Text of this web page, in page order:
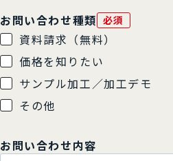
お問い合わせ種類 必須
資料請求（無料）
価格を知りたい
サンプル加工／加工デモ
その他
お問い合わせ内容